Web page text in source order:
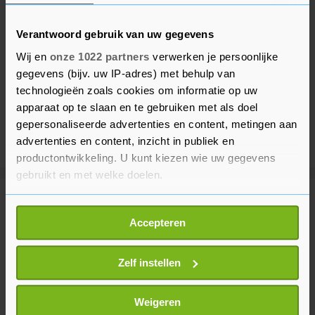
Verantwoord gebruik van uw gegevens
Wij en onze 1022 partners verwerken je persoonlijke
gegevens (bijv. uw IP-adres) met behulp van
technologieën zoals cookies om informatie op uw
apparaat op te slaan en te gebruiken met als doel
gepersonaliseerde advertenties en content, metingen aan
advertenties en content, inzicht in publiek en
productontwikkeling. U kunt kiezen wie uw gegevens
gebruikt en met welke doelen.
Als u het toestaat, willen we ook graag:
Informatie verzamelen over uw geografische
locatie, die tot een paar meter nauwkeurig kan zijn
Uw apparaat identificeren door het actief te
scannen op specifieke eigenschappen (fingerprinting)
Lees meer over hoe uw persoonlijke gegevens worden
Accepteren
Zelf instellen
Weigeren
Meer uit Entertainment
Whisperer overleden
3 jaar geleden